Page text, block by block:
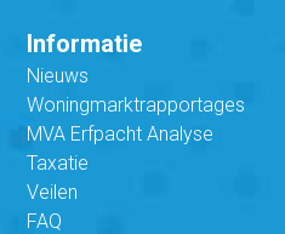
Informatie
Nieuws
Woningmarktrapportages
MVA Erfpacht Analyse
Taxatie
Veilen
FAQ